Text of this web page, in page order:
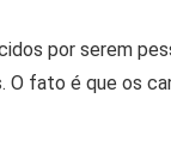
por serem
fato é que os